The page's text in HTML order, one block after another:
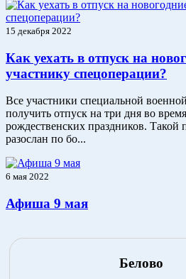
15 декабря 2022
Как уехать в отпуск на
участнику спецоперации?
Все участники специальной
получить отпуск на три дня во
рождественских праздников.
разослан по бо...
6 мая 2022
Афиша 9 мая
Белово